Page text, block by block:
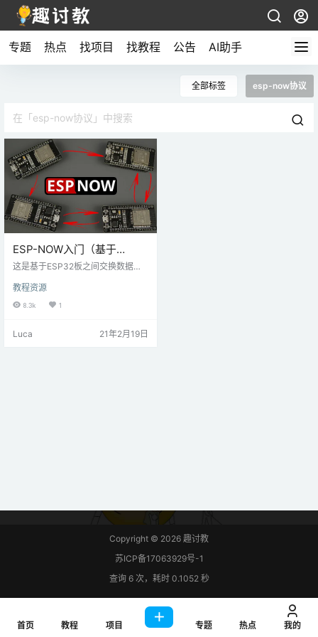
专题 热点 找项目 找教程 公告 AI助手
全部标签 esp-now协议
ESP-NOW入门（基于
ESP32）
这是基于ESP32板之间交换数据的
SP-NOW是乐鑫开发的无连接通信
协议，具有短数据包传输的功能。
教程资源
8.3k 1
Luca 21年2月19日
Copyright © 2026 趣讨教
苏ICP备17063929号-1
查询 6 次，耗时 0.1052 秒
首页 教程 项目 专题 热点 我的